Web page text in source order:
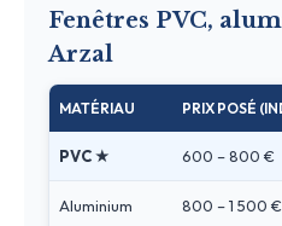
Fenêtres PVC,
Arzal
MATÉRIAU PRIX POSÉ
PVC ★ 600 – 800 €
Aluminium 800 – 1 500 €